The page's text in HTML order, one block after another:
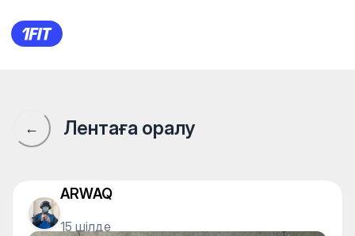
1Fit қауымдастығы · 1Fit
← Лентаға оралу
ARWAQ
15 шілде